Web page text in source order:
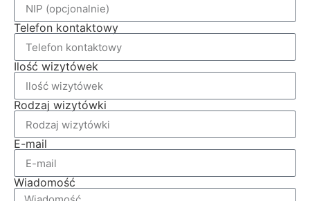
Telefon kontaktowy
Ilość wizytówek
Rodzaj wizytówki
E-mail
Wiadomość